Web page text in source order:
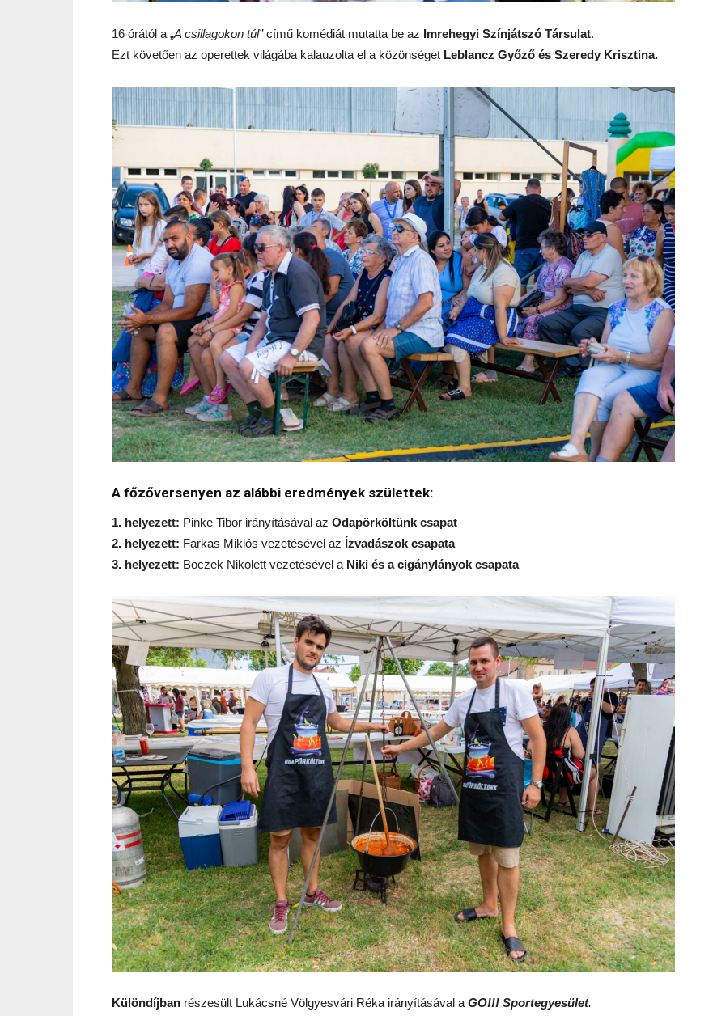
16 órától a „A csillagokon túl”című komédiát mutatta be az Imrehegyi Színjátszó Társulat.
Ezt követően az operettek világába kalauzolta el a közönséget Leblancz Győző és Szeredy Krisztina.
A főzőversenyen az alábbi eredmények születtek:
1. helyezett: Pinke Tibor irányításával az Odapörköltünk csapat
2. helyezett: Farkas Miklós vezetésével az Ízvadászok csapata
3. helyezett: Boczek Nikolett vezetésével a Niki és a cigánylányok csapata
Különdíjban részesült Lukácsné Völgyesvári Réka irányításával a GO!!! Sportegyesület.